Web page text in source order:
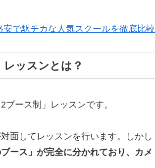
で駅チカな人気スクールを徹底比較
ッスンとは？
ース制」レッスンです。
面してレッスンを行います。しかし
ース」が完全に分かれており、カメ